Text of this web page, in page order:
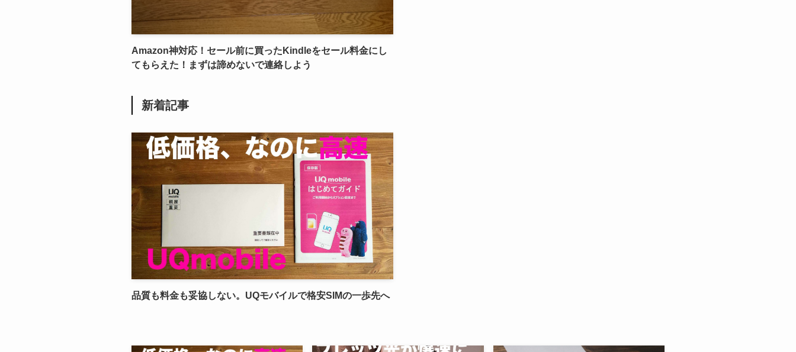
Amazon神対応！セール前に買ったKindleをセール料金にし
てもらえた！まずは諦めないで連絡しよう
新着記事
品質も料金も妥協しない。UQモバイルで格安SIMの一歩先へ